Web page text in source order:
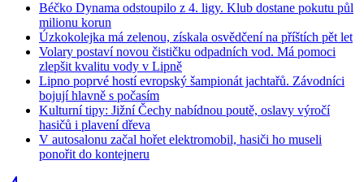
Béčko Dynama odstoupilo z 4. ligy. Klub dostane pokutu půl
milionu korun
Úzkokolejka má zelenou, získala osvědčení na příštích pět let
Volary postaví novou čističku odpadních vod. Má pomoci
zlepšit kvalitu vody v Lipně
Lipno poprvé hostí evropský šampionát jachtařů. Závodníci
bojují hlavně s počasím
Kulturní tipy: Jižní Čechy nabídnou poutě, oslavy výročí
hasičů i plavení dřeva
V autosalonu začal hořet elektromobil, hasiči ho museli
ponořit do kontejneru